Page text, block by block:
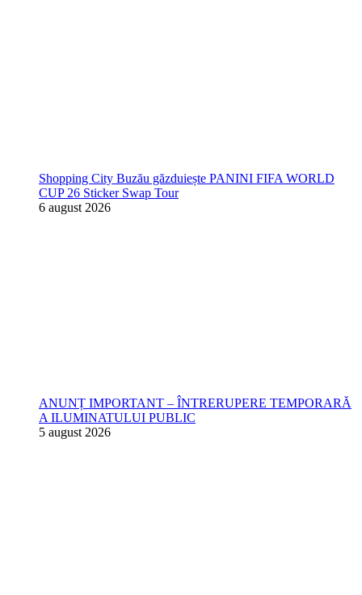
Shopping City Buzău găzduiește PANINI FIFA WORLD
CUP 26 Sticker Swap Tour
6 august 2026
ANUNȚ IMPORTANT – ÎNTRERUPERE TEMPORARĂ
A ILUMINATULUI PUBLIC
5 august 2026